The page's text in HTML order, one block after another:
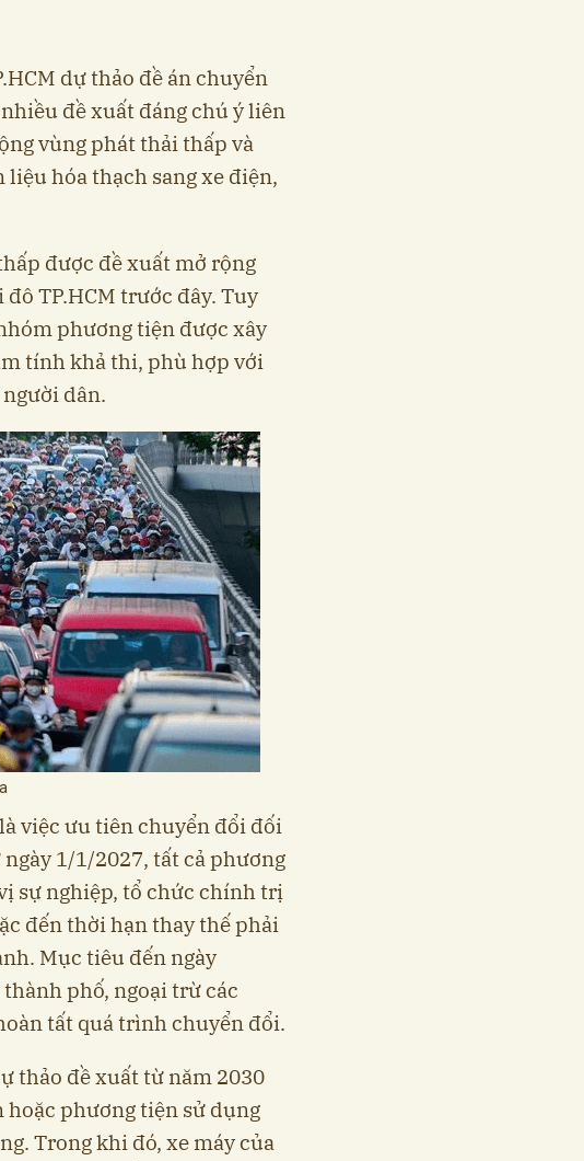
dự thảo đề án chuyển
đề xuất đáng chú ý liên
vùng phát thải thấp và
hóa thạch sang xe điện,
được đề xuất mở rộng
TP.HCM trước đây. Tuy
phương tiện được xây
tính khả thi, phù hợp với
dân.
việc ưu tiên chuyển đổi đối
1/1/2027, tất cả phương
sự nghiệp, tổ chức chính trị
đến thời hạn thay thế phải
Mục tiêu đến ngày
phố, ngoại trừ các
tất quá trình chuyển đổi.
thảo đề xuất từ năm 2030
hoặc phương tiện sử dụng
Trong khi đó, xe máy của